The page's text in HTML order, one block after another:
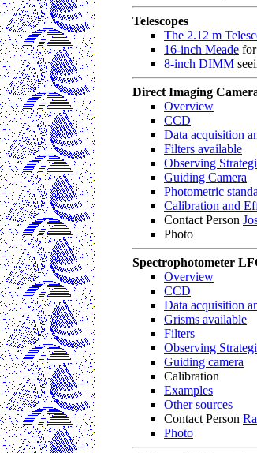
Telescopes
The 2.12 m
16-inch Meade
8-inch DIMM
Direct Imaging
Overview
CCD
Data acquisition
Filters available
Observing
Guiding Camera
Photometric
Calibration and
Contact Person
Photo
Spectrophotometer
Overview
CCD
Data acquisition
Grisms available
Filters
Observing
Guiding camera
Calibration
Examples
Other sources
Contact Person
Photo